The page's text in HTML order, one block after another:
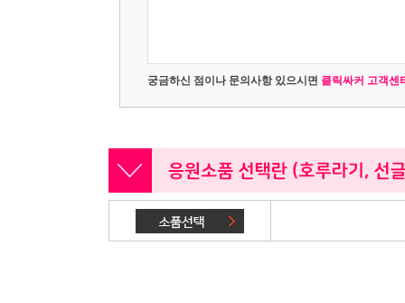
궁금하신 점이나 문의사항 있으시면 클릭싸커 고객센